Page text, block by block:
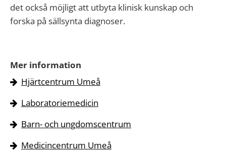
det också möjligt att utbyta klinisk kunskap och
forska på sällsynta diagnoser.
Mer information
Hjärtcentrum Umeå
Laboratoriemedicin
Barn- och ungdomscentrum
Medicincentrum Umeå